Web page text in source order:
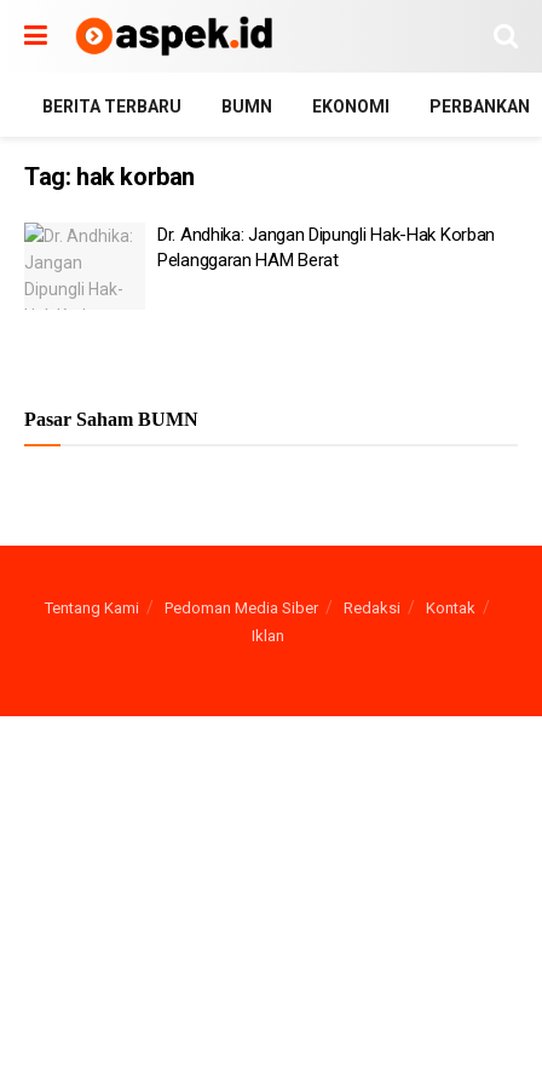
BERITA TERBARU BUMN EKONOMI PERBANKAN
Tag: hak korban
Dr. Andhika: Jangan Dipungli Hak-Hak Korban
Pelanggaran HAM Berat
Pasar Saham BUMN
Tentang Kami Pedoman Media Siber Redaksi
Kontak
Iklan